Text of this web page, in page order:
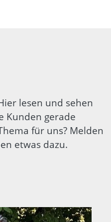
lesen und sehen
Kunden gerade
für uns? Melden
etwas dazu.